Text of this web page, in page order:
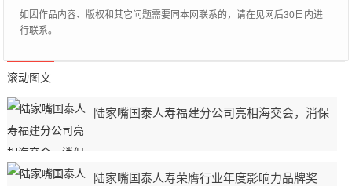
如因作品内容、版权和其它问题需要同本网联系的，请在见网后30日内进
行联系。
滚动图文
陆家嘴国泰人寿福建分公司亮相海交会，消保
陆家嘴国泰人寿荣膺行业年度影响力品牌奖